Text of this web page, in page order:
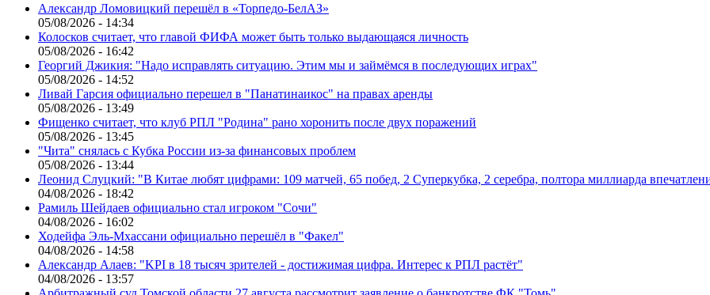
Александр Ломовицкий перешёл в «Торпедо-БелАЗ»
05/08/2026 - 14:34
Колосков считает, что главой ФИФА может быть только выдающаяся личность
05/08/2026 - 16:42
Георгий Джикия: "Надо исправлять ситуацию. Этим мы и займёмся в последующих играх"
05/08/2026 - 14:52
Ливай Гарсия официально перешел в "Панатинаикос" на правах аренды
05/08/2026 - 13:49
Фищенко считает, что клуб РПЛ "Родина" рано хоронить после двух поражений
05/08/2026 - 13:45
"Чита" снялась с Кубка России из-за финансовых проблем
05/08/2026 - 13:44
Леонид Слуцкий: "В Китае любят цифрами: 109 матчей, 65 побед, 2 Суперкубка, 2 серебра, полтора миллиарда
04/08/2026 - 18:42
Рамиль Шейдаев официально стал игроком "Сочи"
04/08/2026 - 16:02
Ходейфа Эль-Мхассани официально перешёл в "Факел"
04/08/2026 - 14:58
Александр Алаев: "KPI в 18 тысяч зрителей - достижимая цифра. Интерес к РПЛ растёт"
04/08/2026 - 13:57